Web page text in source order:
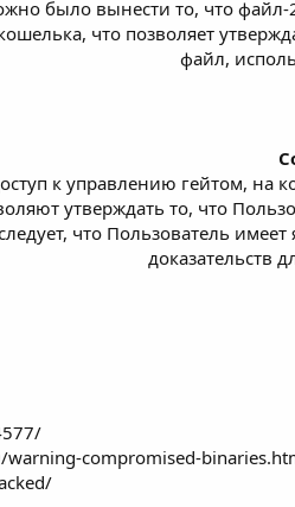
было вынести то, что файл-2
что позволяет
файл,
к управлению гейтом, на
утверждать то, что
что Пользователь
доказательств
compromised-